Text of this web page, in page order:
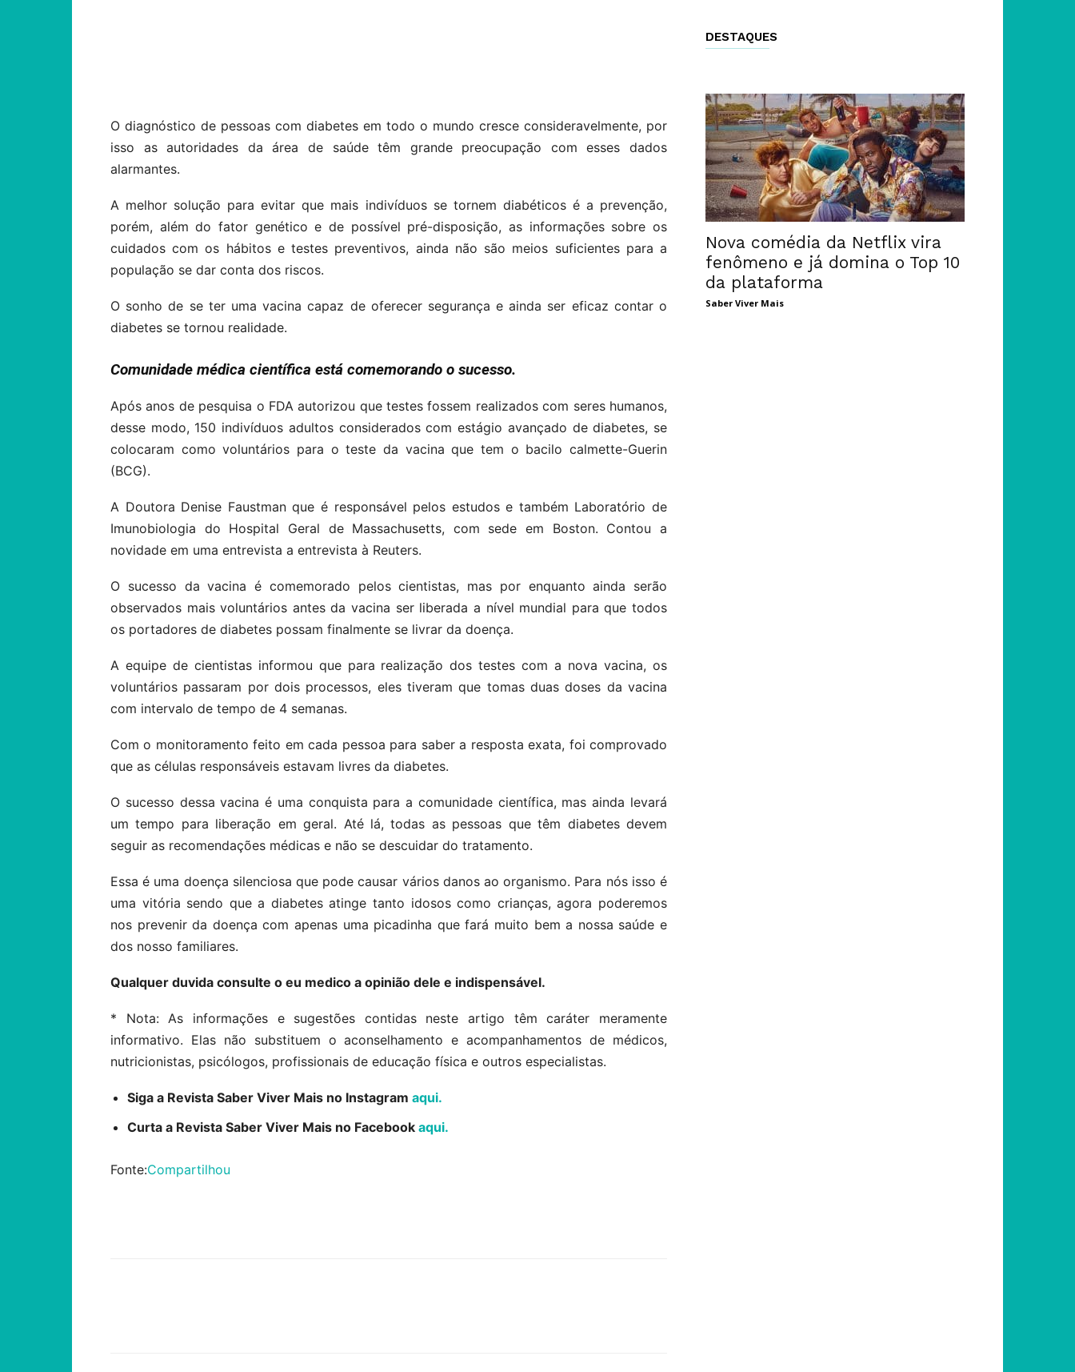
O diagnóstico de pessoas com diabetes em todo o mundo cresce consideravelmente, por
isso as autoridades da área de saúde têm grande preocupação com esses dados
alarmantes.
A melhor solução para evitar que mais indivíduos se tornem diabéticos é a prevenção,
porém, além do fator genético e de possível pré-disposição, as informações sobre os
cuidados com os hábitos e testes preventivos, ainda não são meios suficientes para a
população se dar conta dos riscos.
O sonho de se ter uma vacina capaz de oferecer segurança e ainda ser eficaz contar o
diabetes se tornou realidade.
Comunidade médica científica está comemorando o sucesso.
Após anos de pesquisa o FDA autorizou que testes fossem realizados com seres humanos,
desse modo, 150 indivíduos adultos considerados com estágio avançado de diabetes, se
colocaram como voluntários para o teste da vacina que tem o bacilo calmette-Guerin
(BCG).
A Doutora Denise Faustman que é responsável pelos estudos e também Laboratório de
Imunobiologia do Hospital Geral de Massachusetts, com sede em Boston. Contou a
novidade em uma entrevista a entrevista à Reuters.
O sucesso da vacina é comemorado pelos cientistas, mas por enquanto ainda serão
observados mais voluntários antes da vacina ser liberada a nível mundial para que todos
os portadores de diabetes possam finalmente se livrar da doença.
A equipe de cientistas informou que para realização dos testes com a nova vacina, os
voluntários passaram por dois processos, eles tiveram que tomas duas doses da vacina
com intervalo de tempo de 4 semanas.
Com o monitoramento feito em cada pessoa para saber a resposta exata, foi comprovado
que as células responsáveis estavam livres da diabetes.
O sucesso dessa vacina é uma conquista para a comunidade científica, mas ainda levará
um tempo para liberação em geral. Até lá, todas as pessoas que têm diabetes devem
seguir as recomendações médicas e não se descuidar do tratamento.
Essa é uma doença silenciosa que pode causar vários danos ao organismo. Para nós isso é
uma vitória sendo que a diabetes atinge tanto idosos como crianças, agora poderemos
nos prevenir da doença com apenas uma picadinha que fará muito bem a nossa saúde e
dos nosso familiares.
Qualquer duvida consulte o eu medico a opinião dele e indispensável.
* Nota: As informações e sugestões contidas neste artigo têm caráter meramente
informativo. Elas não substituem o aconselhamento e acompanhamentos de médicos,
nutricionistas, psicólogos, profissionais de educação física e outros especialistas.
Siga a Revista Saber Viver Mais no Instagram aqui.
Curta a Revista Saber Viver Mais no Facebook aqui.
Fonte:Compartilhou
DESTAQUES
Nova comédia da Netflix vira
fenômeno e já domina o Top 10
da plataforma
Saber Viver Mais